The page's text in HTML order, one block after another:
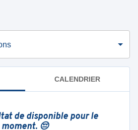
CALENDRIER
de disponible pour le
moment. 😔